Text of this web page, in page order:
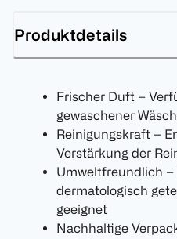
Produktdetails
Frischer Duft –
gewaschener
Reinigungskraft –
Verstärkung der
Umweltfreundlich –
dermatologisch
geeignet
Nachhaltige